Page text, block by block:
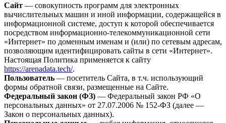
Сайт — совокупность программ для электронных
вычислительных машин и иной информации, содержащейся в
информационной системе, доступ к которой обеспечивается
посредством информационно-телекоммуникационной сети
«Интернет» по доменным именам и (или) по сетевым адресам,
позволяющим идентифицировать сайты в сети «Интернет».
Настоящая Политика применяется к сайту
https://arenadata.tech/.
Пользователь — посетитель Сайта, в т.ч. использующий
формы обратной связи, размещенные на Сайте.
Федеральный закон (ФЗ) — Федеральный закон РФ «О
персональных данных» от 27.07.2006 № 152-ФЗ (далее —
Закон о персональных данных).